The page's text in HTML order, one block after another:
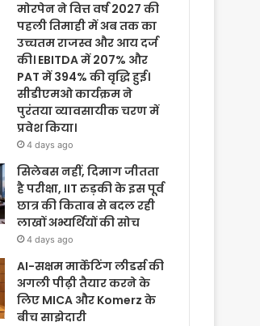
मोरपेन ने वित्त वर्ष 2027 की
पहली तिमाही में अब तक का
उच्चतम राजस्व और आय दर्ज
की। EBITDA में 207% और
PAT में 394% की वृद्धि हुई।
सीडीएमओ कार्यक्रम ने
पुरंतया व्यावसायीक चरण में
प्रवेश किया।
4 days ago
सिलेबस नहीं, दिमाग जीतता
है परीक्षा, IIT रुड़की के इस पूर्व
छात्र की किताब से बदल रही
लाखों अभ्यर्थियों की सोच
4 days ago
AI-सक्षम मार्केटिंग लीडर्स की
अगली पीढ़ी तैयार करने के
लिए MICA और Komerz के
बीच साझेदारी